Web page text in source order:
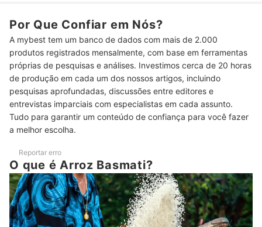
Prefira Embalagens Abre e Fecha para Maior Praticidade ao
4
Para Melhor Custo-Benefício, Invista no Arroz Basmati com
Top 7 Melhores Arrozes Basmatis
Conheça Também Outros Arrozes Saborosos
Conclusão
Por Que Confiar em Nós?
A mybest tem um banco de dados com mais de 2.000
produtos registrados mensalmente, com base em ferramentas
próprias de pesquisas e análises. Investimos cerca de 20 horas
de produção em cada um dos nossos artigos, incluindo
pesquisas aprofundadas, discussões entre editores e
entrevistas imparciais com especialistas em cada assunto.
Tudo para garantir um conteúdo de confiança para você fazer
a melhor escolha.
Reportar erro
O que é Arroz Basmati?